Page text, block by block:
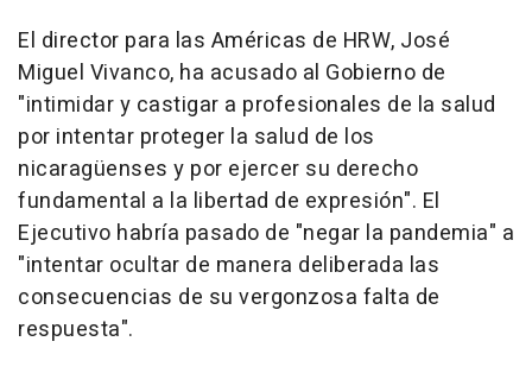
El director para las Américas de HRW, José
Miguel Vivanco, ha acusado al Gobierno de
"intimidar y castigar a profesionales de la salud
por intentar proteger la salud de los
nicaragüenses y por ejercer su derecho
fundamental a la libertad de expresión". El
Ejecutivo habría pasado de "negar la pandemia" a
"intentar ocultar de manera deliberada las
consecuencias de su vergonzosa falta de
respuesta".